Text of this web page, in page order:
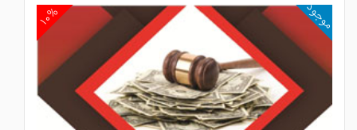
۱۰% موجود